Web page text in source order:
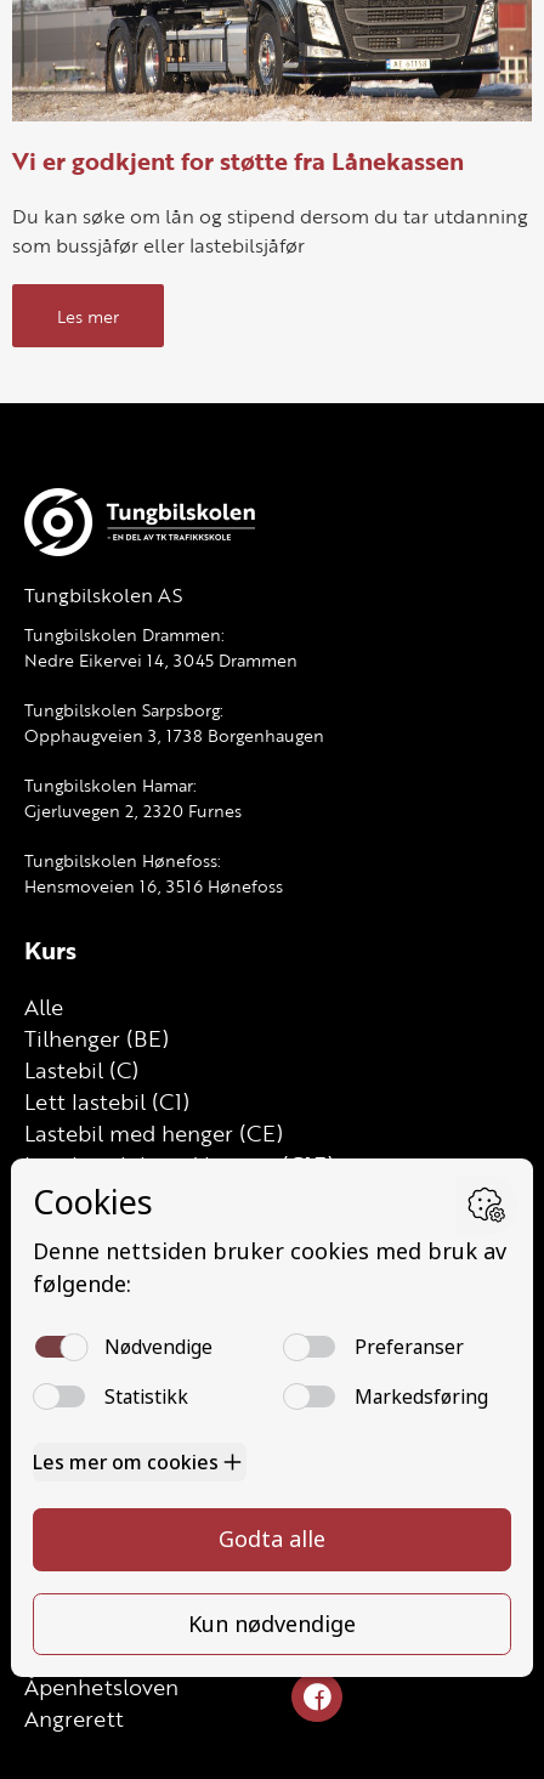
Vi er godkjent for støtte fra Lånekassen
Du kan søke om lån og stipend dersom du tar utdanning
som bussjåfør eller lastebilsjåfør
Les mer
Tungbilskolen AS
Tungbilskolen Drammen:
Nedre Eikervei 14, 3045 Drammen
Tungbilskolen Sarpsborg:
Opphaugveien 3, 1738 Borgenhaugen
Tungbilskolen Hamar:
Gjerluvegen 2, 2320 Furnes
Tungbilskolen Hønefoss:
Hensmoveien 16, 3516 Hønefoss
Kurs
Alle
Tilhenger (BE)
Lastebil (C)
Lett lastebil (C1)
Lastebil med henger (CE)
Lett lastebil med henger (C1E)
Buss (D)
Minibuss (D1)
Minibuss med henger (D1E)
Grunnutdanning Person (YDP – YSK)
YSK Gods etterutdanning (EYDG)
YSK Person etterutdanning (EYDP)
Kontakt
Priser
Elevside
Kontakt oss
Åpenhetsloven
Angrerett
328 24 340
post@tungbilskolen.no
Følg oss